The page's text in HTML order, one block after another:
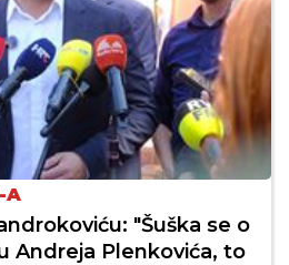
A
"Šuška se o
Andreja Plenkovića, to